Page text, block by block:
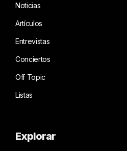
Noticias
Artículos
Entrevistas
Conciertos
Off Topic
Listas
Explorar